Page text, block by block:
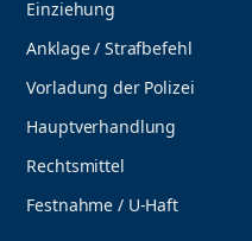
Einziehung
Anklage / Strafbefehl
Vorladung der Polizei
Hauptverhandlung
Rechtsmittel
Festnahme / U-Haft